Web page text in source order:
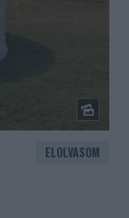
ELOLVASOM